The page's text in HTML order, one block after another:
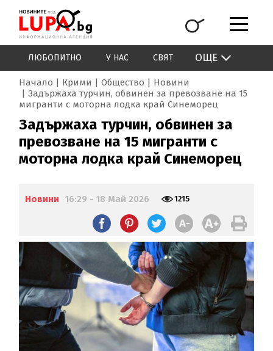
ЛЮБОПИТНО У НАС СВЯТ ОЩЕ
Начало Крими Общество
Новини
Задържаха турчин, обвинен за превозване на 15
мигранти с моторна лодка край Синеморец
Задържаха турчин, обвинен за
превозване на 15 мигранти с
моторна лодка край Синеморец
Новини 16:29 - 18 Май 2026 1215